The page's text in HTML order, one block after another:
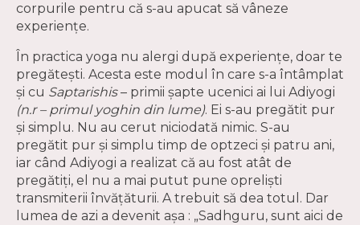
corpurile pentru că s-au apucat să vâneze
experiențe.
În practica yoga nu alergi după experiențe, doar te
pregătești. Acesta este modul în care s-a întâmplat
și cu Saptarishis– primii șapte ucenici ai lui Adiyogi
(n.r – primul yoghin din lume). Ei s-au pregătit pur
și simplu. Nu au cerut niciodată nimic. S-au
pregătit pur și simplu timp de optzeci și patru ani,
iar când Adiyogi a realizat că au fost atât de
pregătiți, el nu a mai putut pune opreliști
transmiterii învățăturii. A trebuit să dea totul. Dar
lumea de azi a devenit așa : „Sadhguru, sunt aici de